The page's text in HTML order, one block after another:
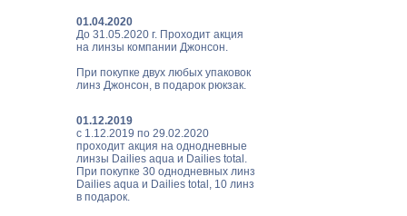
01.04.2020
До 31.05.2020 г. Проходит акция
на линзы компании Джонсон.
При покупке двух любых упаковок
линз Джонсон, в подарок рюкзак.
01.12.2019
с 1.12.2019 по 29.02.2020
проходит акция на однодневные
линзы Dailies aqua и Dailies total.
При покупке 30 однодневных линз
Dailies aqua и Dailies total, 10 линз
в подарок.